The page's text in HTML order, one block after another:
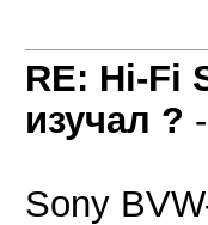
RE: Hi-Fi
изучал ? -
Sony